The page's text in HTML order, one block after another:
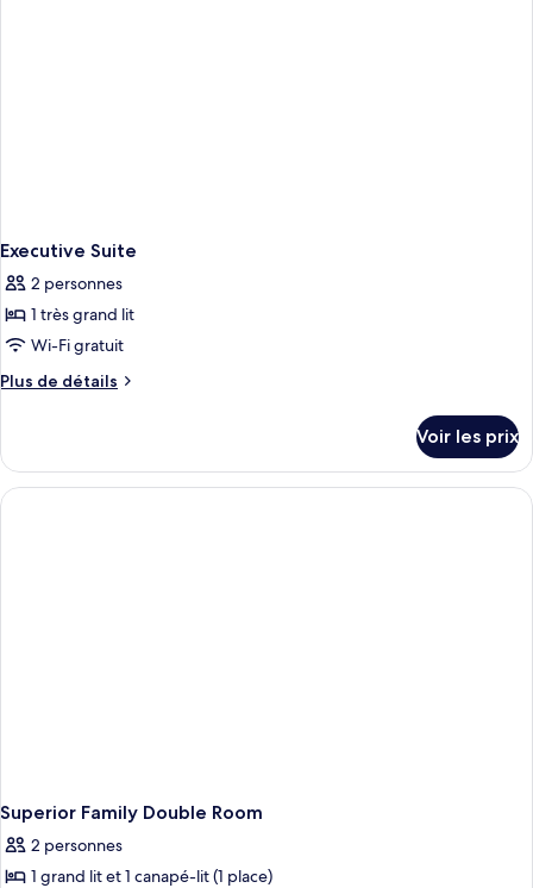
Executive Suite
2 personnes
1 très grand lit
Wi-Fi gratuit
Plus de détails
Plus
le
type
de
Voir les prix
Superior Family Double Room
2 personnes
1 grand lit et 1 canapé-lit (1 place)